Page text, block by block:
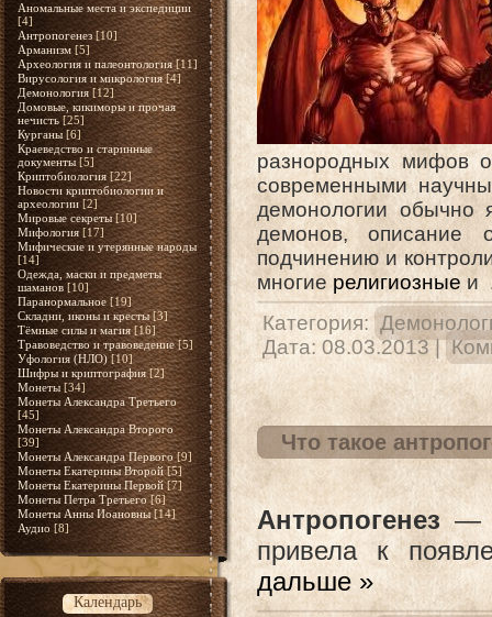
Аномальные места и экспедиции
[4]
Антропогенез [10]
Арманизм [5]
Археология и палеонтология [11]
Вирусология и микрология [4]
Демонология [12]
Домовые, кикиморы и прочая
нечисть [25]
Курганы [6]
Краеведство и старинные
документы [5]
Криптобиология [22]
Новости криптобиологии и
археологии [2]
Мировые секреты [10]
Мифология [17]
Мифические и утерянные народы
[14]
Одежда, маски и предметы
шаманов [10]
Паранормальное [19]
Складни, иконы и кресты [3]
Тёмные силы и магия [16]
Травоведство и травоведение [5]
Уфология (НЛО) [10]
Шифры и криптография [2]
Монеты [34]
Монеты Александра Третьего
[45]
Монеты Александра Второго
[39]
Монеты Александра Первого [9]
Монеты Екатерины Второй [5]
Монеты Екатерины Первой [7]
Монеты Петра Третьего [6]
Монеты Анны Иоановны [14]
Аудио [8]
Календарь
разнородных мифов
современными
демонологии обычно
демонов, описание
подчинению и
многие религиозныеи
Категория:
Дата: 08.03.2013|
Что такое
Антропогенез—
привела к
дальше »